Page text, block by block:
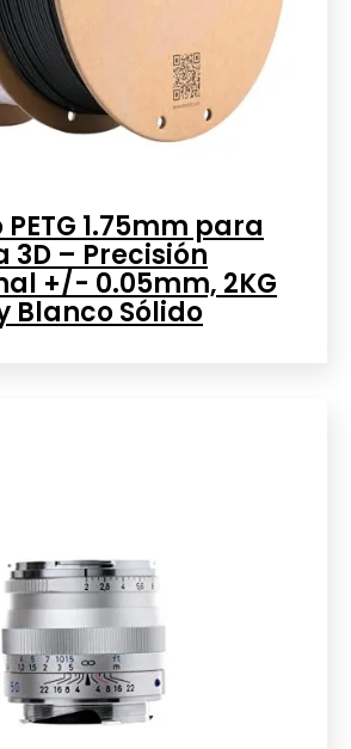
1.75mm para
3D – Precisión
+/- 0.05mm, 2KG
Blanco Sólido